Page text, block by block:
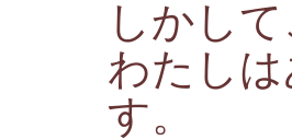
しかし
わたし
す。